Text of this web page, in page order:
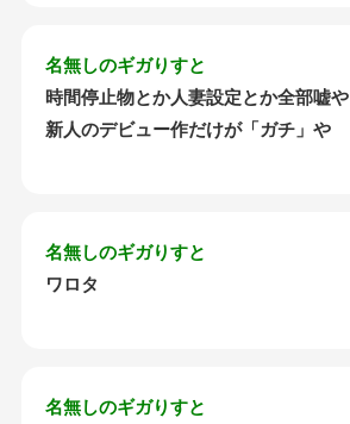
名無しのギガりすと
時間停止物とか人妻設定とか全部嘘や
新人のデビュー作だけが「ガチ」や
名無しのギガりすと
ワロタ
名無しのギガりすと